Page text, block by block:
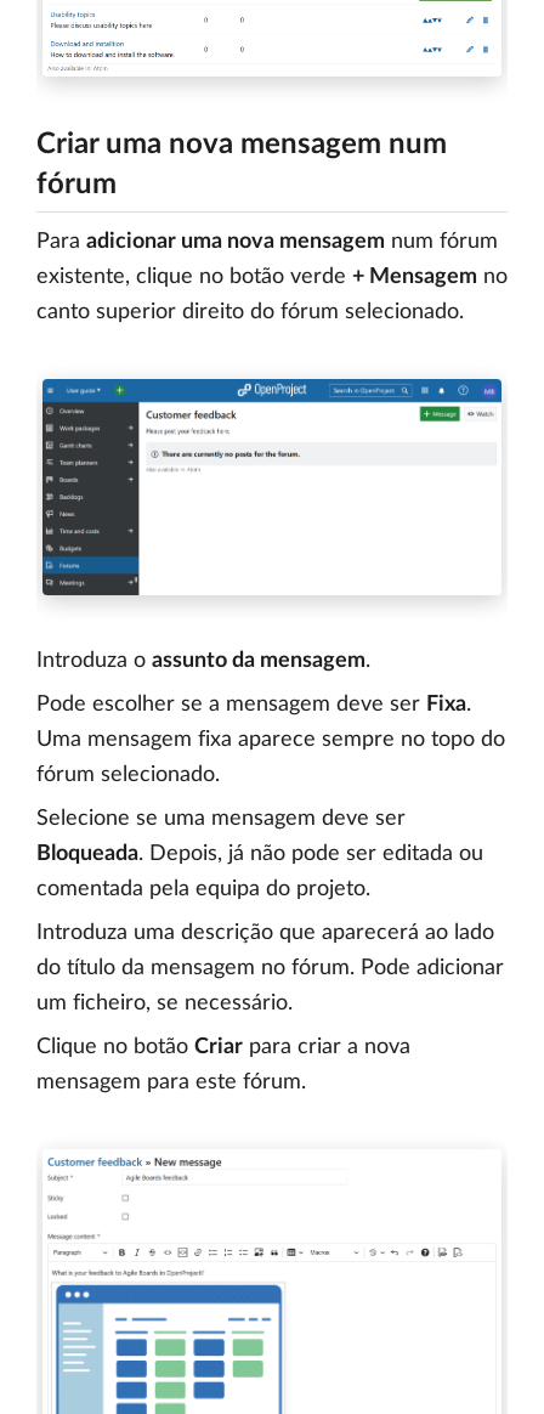
Criar uma nova mensagem num
fórum
Para adicionar uma nova mensagem num fórum
existente, clique no botão verde + Mensagem no
canto superior direito do fórum selecionado.
Introduza o assunto da mensagem.
Pode escolher se a mensagem deve ser Fixa.
Uma mensagem fixa aparece sempre no topo do
fórum selecionado.
Selecione se uma mensagem deve ser
Bloqueada. Depois, já não pode ser editada ou
comentada pela equipa do projeto.
Introduza uma descrição que aparecerá ao lado
do título da mensagem no fórum. Pode adicionar
um ficheiro, se necessário.
Clique no botão Criar para criar a nova
mensagem para este fórum.